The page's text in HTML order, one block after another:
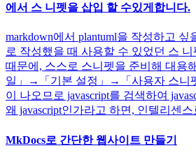
에서 스 니펫을 삽입 할 수있게합니다.
markdown에서 plantuml을 작성하고 싶
로 작성했을 때 사용할 수 있었던 스 니
때문에, 스스로 스니펫을 준비해 대용
일」→「기본 설정」→「사용자 스니
이 나오므로 javascript를 검색하여
왜 javascript인가라고 하면, 인텔리센스
MkDocs로 간단한 웹사이트 만들기